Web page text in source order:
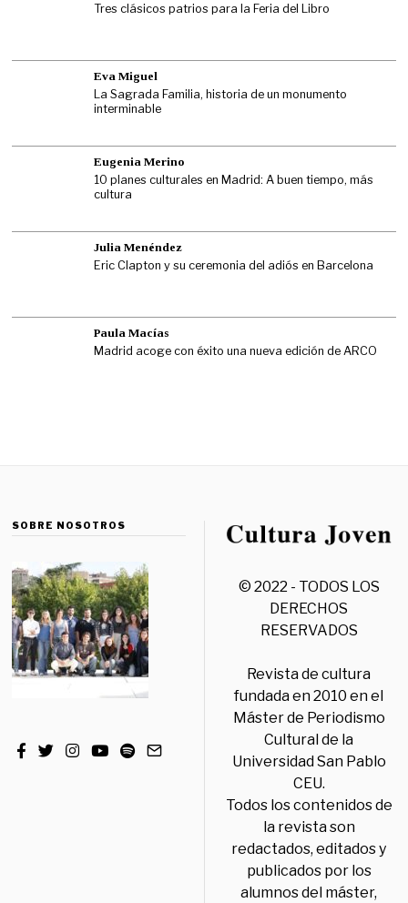
Tres clásicos patrios para la Feria del Libro
Eva Miguel
La Sagrada Familia, historia de un monumento
interminable
Eugenia Merino
10 planes culturales en Madrid: A buen tiempo, más
cultura
Julia Menéndez
Eric Clapton y su ceremonia del adiós en Barcelona
Paula Macías
Madrid acoge con éxito una nueva edición de ARCO
SOBRE NOSOTROS
© 2022 - TODOS LOS
DERECHOS
RESERVADOS
Revista de cultura
fundada en 2010 en el
Máster de Periodismo
Cultural de la
Universidad San Pablo
CEU.
Todos los contenidos de
la revista son
redactados, editados y
publicados por los
alumnos del máster,